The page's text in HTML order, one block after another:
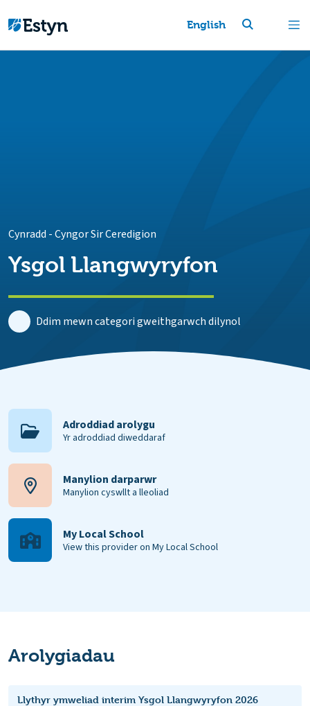
English
Cynradd -Cyngor Sir Ceredigion
Ysgol Llangwyryfon
Ddim mewn categori gweithgarwch dilynol
Adroddiad arolygu
Yr adroddiad diweddaraf
Manylion darparwr
Manylion cyswllt a lleoliad
My Local School
View this provider on My Local School
Arolygiadau
Llythyr ymweliad interim Ysgol Llangwyryfon 2026